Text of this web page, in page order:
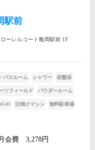
駅前
ーレルコート亀岡駅前 1F
バスルーム シャワー 岩盤浴
ツフィールド パウダールーム
Fi 日焼けマシン 無料駐車場
会費 3,278円